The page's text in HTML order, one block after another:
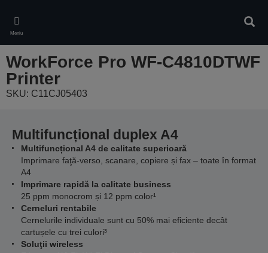
main
content
Meniu
WorkForce Pro WF-C4810DTWF
Printer
SKU: C11CJ05403
Multifuncțional duplex A4
Multifuncțional A4 de calitate superioară
Imprimare faţă-verso, scanare, copiere și fax – toate în format
A4
Imprimare rapidă la calitate business
25 ppm monocrom și 12 ppm color¹
Cerneluri rentabile
Cernelurile individuale sunt cu 50% mai eficiente decât
cartușele cu trei culori³
Soluţii wireless